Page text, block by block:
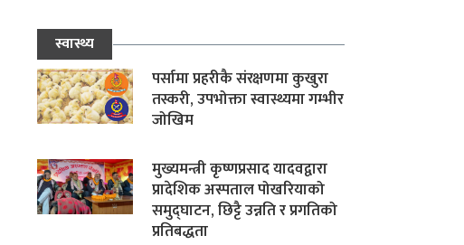
स्वास्थ्य
पर्सामा प्रहरीकै संरक्षणमा कुखुरा
तस्करी, उपभोक्ता स्वास्थ्यमा गम्भीर
जोखिम
मुख्यमन्त्री कृष्णप्रसाद यादवद्वारा
प्रादेशिक अस्पताल पोखरियाको
समुद्घाटन, छिट्टै उन्नति र प्रगतिको
प्रतिबद्धता